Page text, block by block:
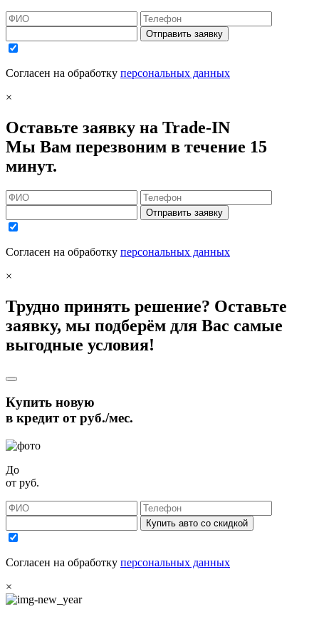
Отправить заявку
Согласен на обработку персональных данных
×
Оставьте заявку на Trade-IN
Мы Вам перезвоним в течение 15
минут.
Отправить заявку
Согласен на обработку персональных данных
×
Трудно принять решение? Оставьте
заявку, мы подберём для Вас самые
выгодные условия!
Купить новую
в кредит отруб./мес.
До
от руб.
Купить авто со скидкой
Согласен на обработку персональных данных
×